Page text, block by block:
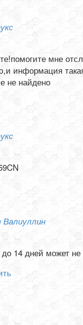
мне
информация
не найдено
14 дней может не